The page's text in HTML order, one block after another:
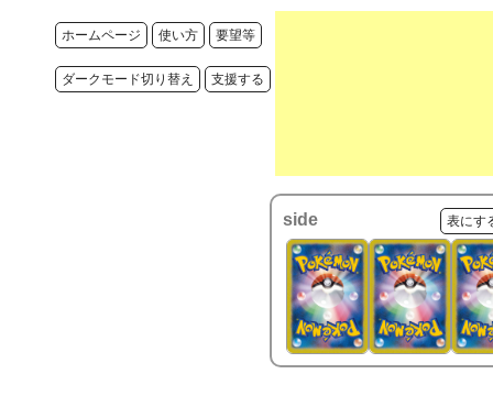
ホームページ 使い方 要望等
ダークモード切り替え 支援する
side 表にす